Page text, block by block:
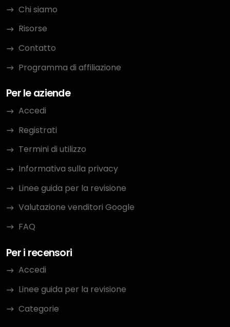
Chi siamo
Risorse
Contatto
Programma di affiliazione
Per le aziende
Accedi
Registrati
Termini di utilizzo
Informativa sulla privacy
Linee guida per la revisione
Valutazione venditori Google
FAQ
Per i recensori
Accedi
Linee guida per la revisione
Categorie